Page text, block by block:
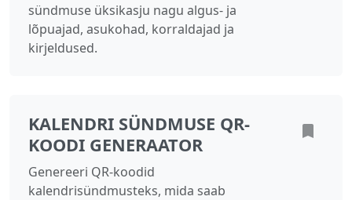
sündmuse üksikasju nagu algus- ja
lõpuajad, asukohad, korraldajad ja
kirjeldused.
KALENDRI SÜNDMUSE QR-
KOODI GENERAATOR
Genereeri QR-koodid
kalendrisündmusteks, mida saab